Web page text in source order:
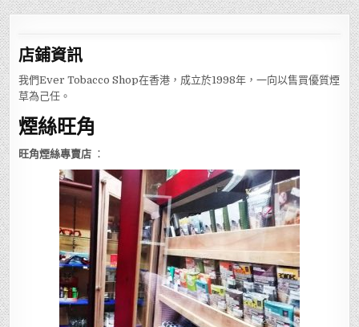
店鋪資訊
我們Ever Tobacco Shop在香港，成立於1998年，一向以售買優質煙
草為己任。
煙絲旺角
旺角煙絲專賣店 ：